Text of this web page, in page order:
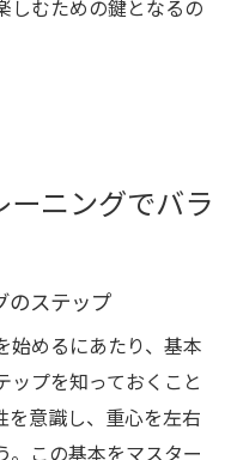
しむための鍵となるの
ニングでバラ
のステップ
始めるにあたり、基本
プを知っておくこと
意識し、重心を左右